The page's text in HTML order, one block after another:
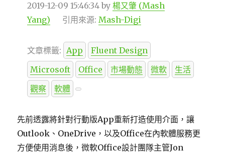
2019-12-09 15:46:34 by楊又肇 (Mash
Yang)
引用來源: Mash-Digi
文章標籤: App
Fluent Design
Microsoft
Office 市場動態 微軟
生活
觀察
軟體
先前透露將針對行動版App重新打造使用介面，讓
Outlook、OneDrive，以及Office在內軟體服務更
方便使用消息後，微軟Office設計團隊主管Jon